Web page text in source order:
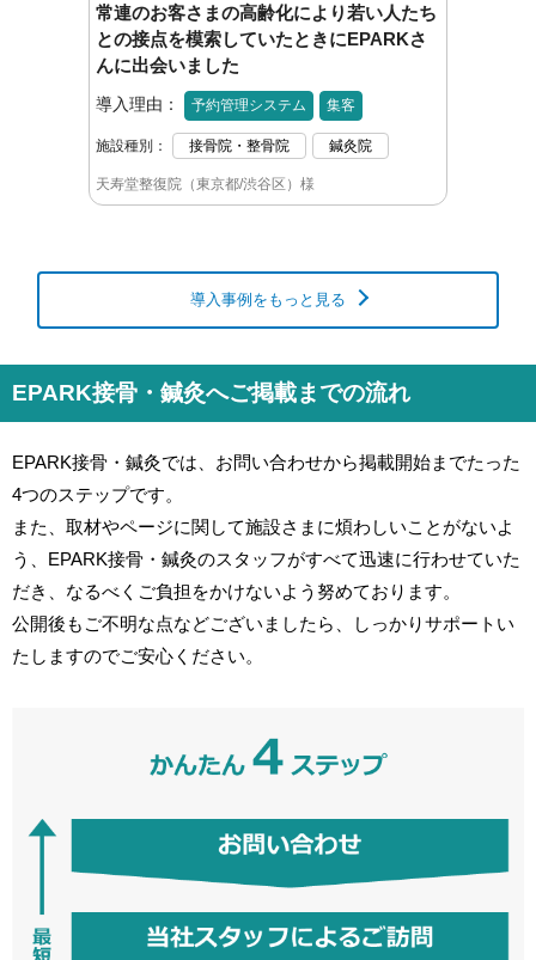
常連のお客さまの高齢化により若い人たち
との接点を模索していたときにEPARKさ
んに出会いました
導入理由： 予約管理システム 集客
施設種別： 接骨院・整骨院 鍼灸院
天寿堂整復院（東京都/渋谷区）様
導入事例をもっと見る
EPARK接骨・鍼灸へご掲載までの流れ
EPARK接骨・鍼灸では、お問い合わせから掲載開始までたった
4つのステップです。
また、取材やページに関して施設さまに煩わしいことがないよ
う、EPARK接骨・鍼灸のスタッフがすべて迅速に行わせていた
だき、なるべくご負担をかけないよう努めております。
公開後もご不明な点などございましたら、しっかりサポートい
たしますのでご安心ください。